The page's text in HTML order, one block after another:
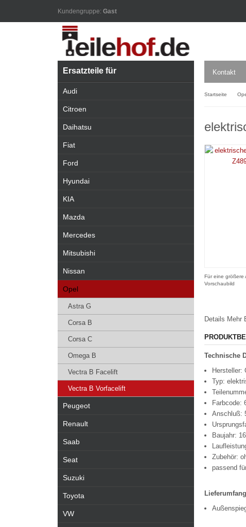
Kundengruppe: Gast
Kontakt
Startseite
Für eine größere
Vorschaubild
Details Mehr
Technische
Hersteller:
Typ:
Farbcode:
Anschluß:
Baujahr:
Zubehör:
passend
Ersatzteile für
Audi
Citroen
Daihatsu
Fiat
Ford
Hyundai
KIA
Mazda
Mercedes
Mitsubishi
Nissan
Opel
Astra G
Corsa B
Corsa C
Omega B
Vectra B Facelift
Vectra B Vorfacelift
Peugeot
Renault
Saab
Seat
Suzuki
Toyota
VW